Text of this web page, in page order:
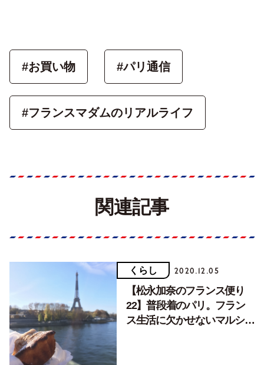
#お買い物 #パリ通信
#フランスマダムのリアルライフ
関連記事
くらし 2020.12.05
【松永加奈のフランス便り
22】普段着のパリ。フラン
ス生活に欠かせないマルシェ